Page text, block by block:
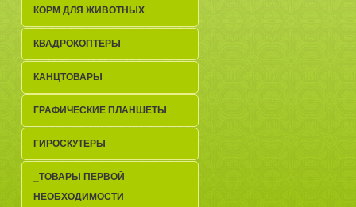
КОРМ ДЛЯ ЖИВОТНЫХ
КВАДРОКОПТЕРЫ
КАНЦТОВАРЫ
ГРАФИЧЕСКИЕ ПЛАНШЕТЫ
ГИРОСКУТЕРЫ
_TОВАРЫ ПЕРВОЙ
НЕОБХОДИМОСТИ